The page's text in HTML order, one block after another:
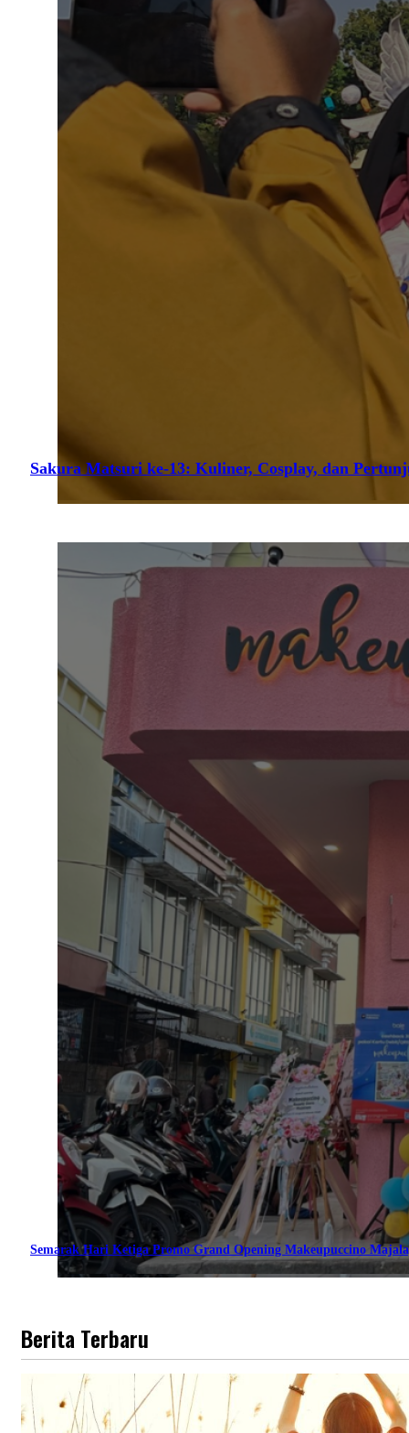
Sakura Matsuri ke-13: Kuliner, Cosplay, dan
Semarak Hari Ketiga Promo Grand Opening Makeupuccino
Berita Terbaru